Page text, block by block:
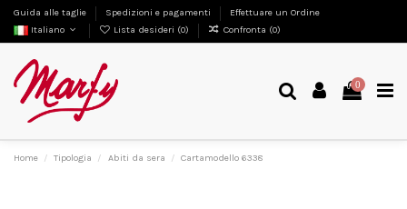
Guida alle taglie Spedizioni e pagamenti
Effettuare un Ordine
Italiano
Lista desideri (0) Confronta (0)
0
Home Tipologia Abiti da sera Cartamodello 6338